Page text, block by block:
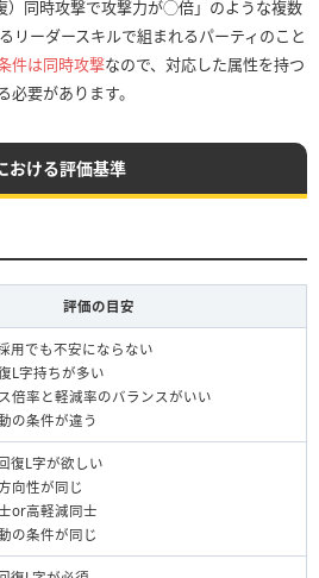
）同時攻撃で攻撃力が◯倍」のような複数
リーダースキルで組まれるパーティのこと
件は同時攻撃なので、対応した属性を持つ
必要があります。
おける評価基準
評価の目安
用でも不安にならない
L字持ちが多い
倍率と軽減率のバランスがいい
の条件が違う
復L字が欲しい
向性が同じ
or高軽減同士
の条件が同じ